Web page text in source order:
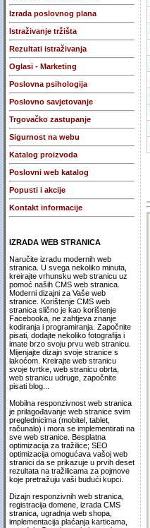
Izrada poslovnog plana
Istraživanje tržišta
Rezultati istraživanja
Oglasi - Marketing
Poslovna psihologija
Poslovno savjetovanje
Trgovačko zastupanje
Sigurnost na webu
Katalog proizvoda
Poslovni web katalog
Popusti i akcije
Kontakt informacije
IZRADA WEB STRANICA
Naručite izradu modernih web
stranica. U svega nekoliko minuta,
kreirajte vrhunsku web stranicu uz
pomoć naših CMS web stranica.
Moderni dizajni za Vaše web
stranice. Korištenje CMS web
stranica slično je kao korištenje
Facebooka, ne zahtjeva znanje
kodiranja i programiranja. Započnite
pisati, dodajte nekoliko fotografija i
imate brzo svoju prvu web stranicu.
Mijenjajte dizajn svoje stranice s
lakoćom. Kreirajte web stranicu
svoje tvrtke, web stranicu obrta,
web stranicu udruge, započnite
pisati blog...
Mobilna responzivnost web stranica
je prilagođavanje web stranice svim
preglednicima (mobitel, tablet,
računalo) i mora se implementirati na
sve web stranice. Besplatna
optimizacija za tražilice; SEO
optimizacija omogućava vašoj web
stranici da se prikazuje u prvih deset
rezultata na tražilicama za pojmove
koje pretražuju vaši budući kupci.
Dizajn responzivnih web stranica,
registracija domene, izrada CMS
stranica, ugradnja web shopa,
implementacija plaćanja karticama,